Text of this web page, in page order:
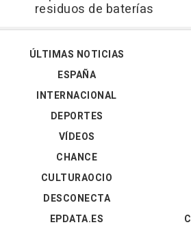
residuos de baterías
ÚLTIMAS NOTICIAS
ESPAÑA
INTERNACIONAL
DEPORTES
VÍDEOS
CHANCE
CULTURAOCIO
DESCONECTA
EPDATA.ES